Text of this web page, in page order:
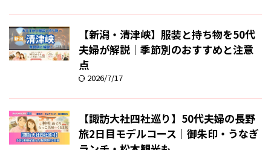
【新潟・清津峡】服装と持ち物を50代
夫婦が解説｜季節別のおすすめと注意
点
2026/7/17
【諏訪大社四社巡り】50代夫婦の長野
旅2日目モデルコース｜御朱印・うなぎ